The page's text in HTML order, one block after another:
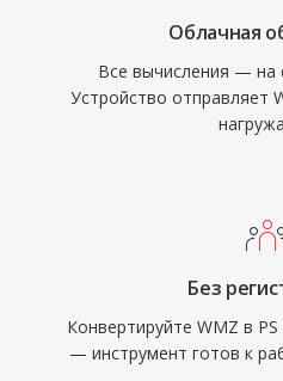
Облачная
Все вычисления — на
Устройство отправляет
Без
Конвертируйте WMZ в
— инструмент готов к